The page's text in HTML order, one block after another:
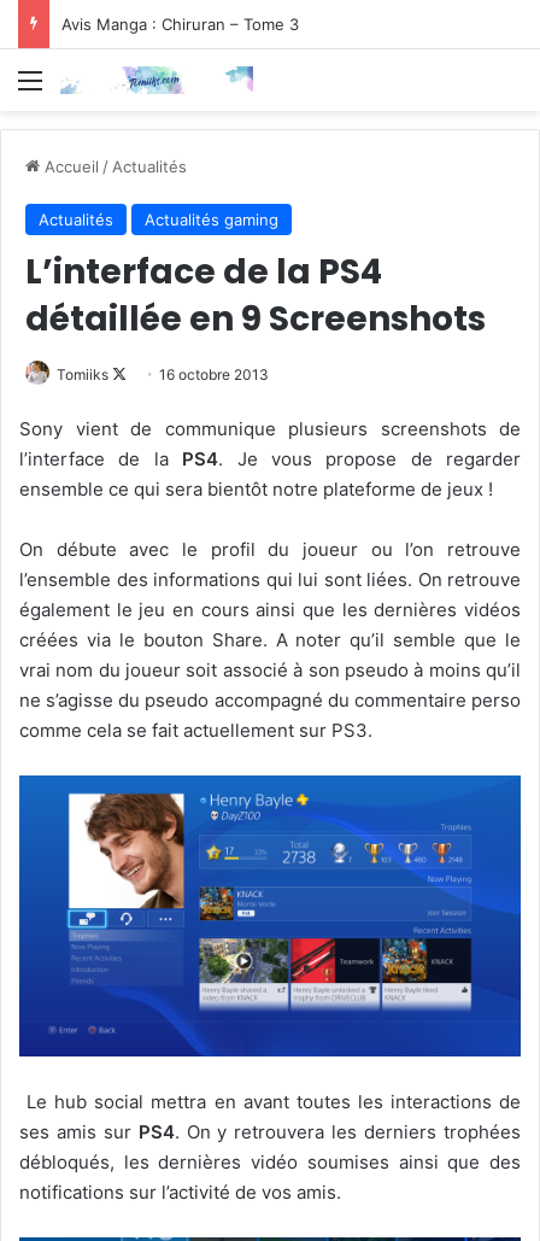
Avis Manga : Chiruran – Tome 3
Menu
Accueil / Actualités
Actualités Actualités gaming
L’interface de la PS4
détaillée en 9 Screenshots
Tomiiks
Follow
X
16 octobre 2013
Sony vient de communique plusieurs screenshots de
l’interface de la PS4. Je vous propose de regarder
ensemble ce qui sera bientôt notre plateforme de jeux !
On débute avec le profil du joueur ou l’on retrouve
l’ensemble des informations qui lui sont liées. On retrouve
également le jeu en cours ainsi que les dernières vidéos
créées via le bouton Share. A noter qu’il semble que le
vrai nom du joueur soit associé à son pseudo à moins qu’il
ne s’agisse du pseudo accompagné du commentaire perso
comme cela se fait actuellement sur PS3.
Le hub social mettra en avant toutes les interactions de
ses amis sur PS4. On y retrouvera les derniers trophées
débloqués, les dernières vidéo soumises ainsi que des
notifications sur l’activité de vos amis.